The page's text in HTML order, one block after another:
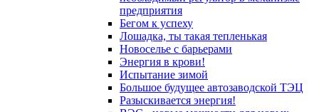
предприятия
Бегом к успеху
Лошадка, ты такая тепленькая
Новоселье с барьерами
Энергия в крови!
Испытание зимой
Большое будущее автозаводской ТЭЦ
Разыскивается энергия!